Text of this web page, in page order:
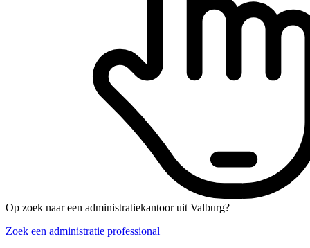
Op zoek naar een administratiekantoor uit Valburg?
Zoek een administratie professional